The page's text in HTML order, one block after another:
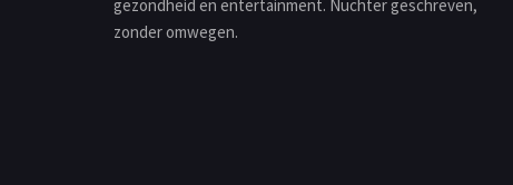
gezondheid en entertainment. Nuchter geschreven,
zonder omwegen.